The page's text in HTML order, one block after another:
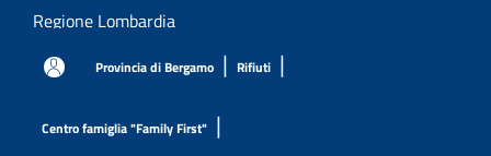
Salta al contenuto principale
Regione Lombardia
Provincia di Bergamo | Rifiuti |
Centro famiglia "Family First" |